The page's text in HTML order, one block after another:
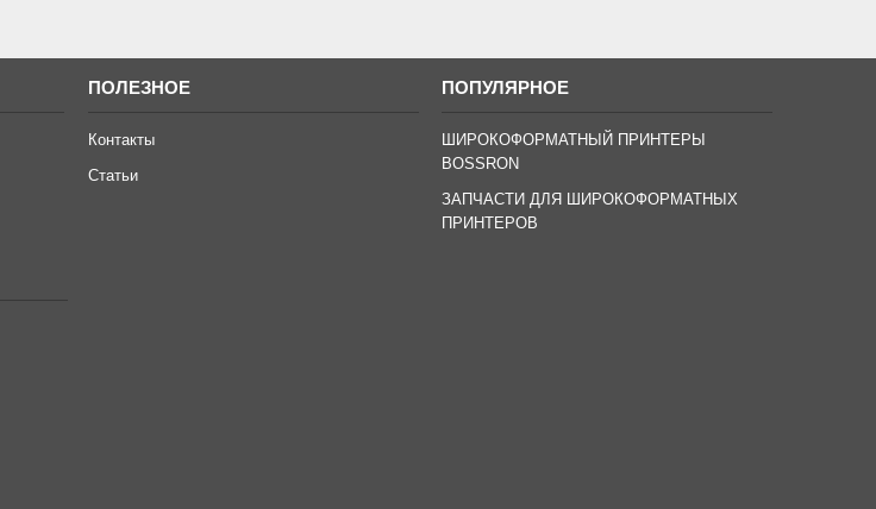
ПОЛЕЗНОЕ
Контакты
Статьи
ПОПУЛЯРНОЕ
ШИРОКОФОРМАТНЫЙ ПРИНТЕРЫ
BOSSRON
ЗАПЧАСТИ ДЛЯ ШИРОКОФОРМАТНЫХ
ПРИНТЕРОВ